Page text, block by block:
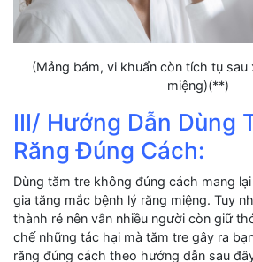
(Mảng bám, vi khuẩn còn tích tụ sau
miệng)(**)
III/ Hướng Dẫn Dùng
Răng Đúng Cách:
Dùng tăm tre không đúng cách mang
gia tăng mắc bệnh lý răng miệng. Tuy
thành rẻ nên vẫn nhiều người còn giữ
chế những tác hại mà tăm tre gây ra
răng đúng cách theo hướng dẫn sau